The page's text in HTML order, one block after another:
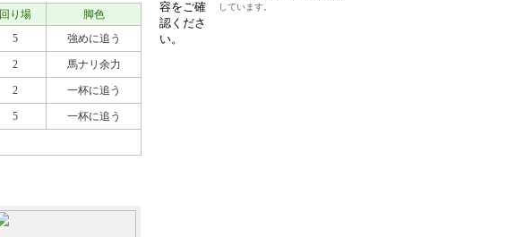
回り場
脚色
5 強めに追う
2 馬ナリ余力
2 一杯に追う
5 一杯に追う
しています。